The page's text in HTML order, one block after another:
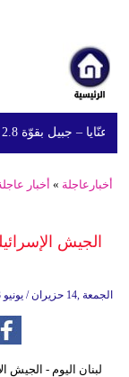
2.8 درجات على مقياس ريختر
أخبارعاجلة » أخبار
الجيش
12:59 2013 الجمعة ,14 حزيران / يونيو